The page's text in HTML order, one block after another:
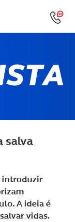
salva
introduzir
A ideia é
vidas.